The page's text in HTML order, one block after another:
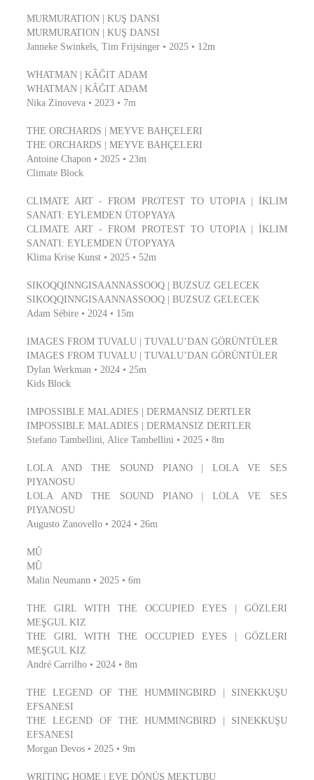
MURMURATION | KUŞ DANSI
MURMURATION | KUŞ DANSI
Janneke Swinkels, Tim Frijsinger • 2025 • 12m
WHATMAN | KÂĞIT ADAM
WHATMAN | KÂĞIT ADAM
Nika Zinoveva • 2023 • 7m
THE ORCHARDS | MEYVE BAHÇELERI
THE ORCHARDS | MEYVE BAHÇELERI
Antoine Chapon • 2025 • 23m
Climate Block
CLIMATE ART - FROM PROTEST TO UTOPIA | İKLIM
SANATI: EYLEMDEN ÜTOPYAYA
CLIMATE ART - FROM PROTEST TO UTOPIA | İKLIM
SANATI: EYLEMDEN ÜTOPYAYA
Klima Krise Kunst • 2025 • 52m
SIKOQQINNGISAANNASSOOQ | BUZSUZ GELECEK
SIKOQQINNGISAANNASSOOQ | BUZSUZ GELECEK
Adam Sébire • 2024 • 15m
IMAGES FROM TUVALU | TUVALU’DAN GÖRÜNTÜLER
IMAGES FROM TUVALU | TUVALU’DAN GÖRÜNTÜLER
Dylan Werkman • 2024 • 25m
Kids Block
IMPOSSIBLE MALADIES | DERMANSIZ DERTLER
IMPOSSIBLE MALADIES | DERMANSIZ DERTLER
Stefano Tambellini, Alice Tambellini • 2025 • 8m
LOLA AND THE SOUND PIANO | LOLA VE SES
PIYANOSU
LOLA AND THE SOUND PIANO | LOLA VE SES
PIYANOSU
Augusto Zanovello • 2024 • 26m
MÛ
MÛ
Malin Neumann • 2025 • 6m
THE GIRL WITH THE OCCUPIED EYES | GÖZLERI
MEŞGUL KIZ
THE GIRL WITH THE OCCUPIED EYES | GÖZLERI
MEŞGUL KIZ
André Carrilho • 2024 • 8m
THE LEGEND OF THE HUMMINGBIRD | SINEKKUŞU
EFSANESI
THE LEGEND OF THE HUMMINGBIRD | SINEKKUŞU
EFSANESI
Morgan Devos • 2025 • 9m
WRITING HOME | EVE DÖNÜŞ MEKTUBU